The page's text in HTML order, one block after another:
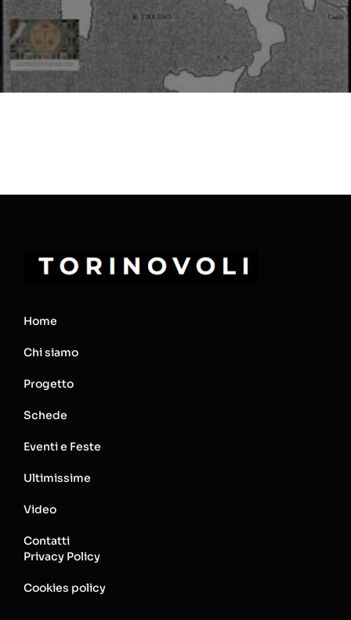
Home
Chi siamo
Progetto
Schede
Eventi e Feste
Ultimissime
Video
Contatti
Privacy Policy
Cookies policy